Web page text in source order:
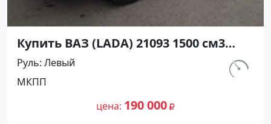
Купить ВАЗ (LADA) 21093 1500 см3
МКПП (70 л.с.) Бензин инжектор в
Ахтанизовская: цвет Белый Хетчбэк
1994 года по цене 190000 рублей,
объявление №26916 на сайте
Авторынок23
км.
Руль Левый
МКПП
цена 190 000